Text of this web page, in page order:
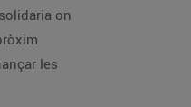
on
les